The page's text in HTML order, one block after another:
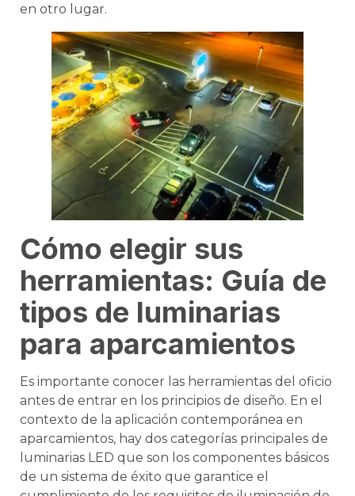
en otro lugar.
Cómo elegir sus
herramientas: Guía de
tipos de luminarias
para aparcamientos
Es importante conocer las herramientas del oficio
antes de entrar en los principios de diseño. En el
contexto de la aplicación contemporánea en
aparcamientos, hay dos categorías principales de
luminarias LED que son los componentes básicos
de un sistema de éxito que garantice el